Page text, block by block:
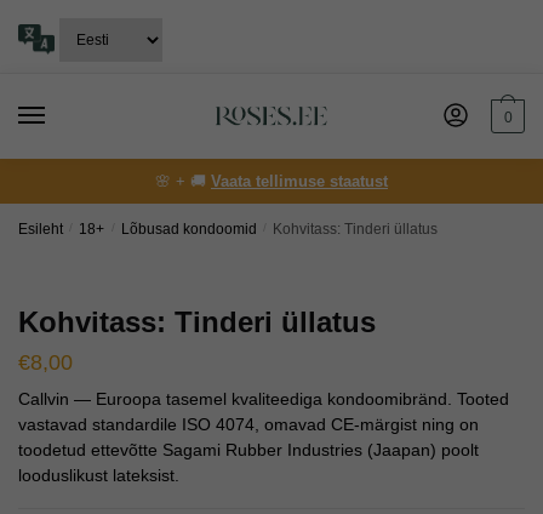
0
🌸 + 🚚 Vaata tellimuse staatust
Esileht 18+ Lõbusad kondoomid Kohvitass: Tinderi üllatus
Kohvitass: Tinderi üllatus
€8,00
Callvin — Euroopa tasemel kvaliteediga kondoomibränd. Tooted
vastavad standardile ISO 4074, omavad CE-märgist ning on
toodetud ettevõtte Sagami Rubber Industries (Jaapan) poolt
looduslikust lateksist.